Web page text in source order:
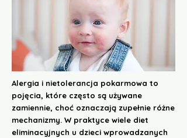
Alergia i nietolerancja pokarmowa to
pojęcia, które często są używane
zamiennie, choć oznaczają zupełnie różne
mechanizmy. W praktyce wiele diet
eliminacyjnych u dzieci wprowadzanych